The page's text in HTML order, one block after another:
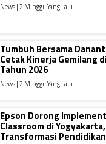
News | 2 Minggu Yang Lalu
Tumbuh Bersama
Cetak Kinerja Gemilang
Tahun 2026
News | 2 Minggu Yang Lalu
Epson Dorong
Classroom di
Transformasi